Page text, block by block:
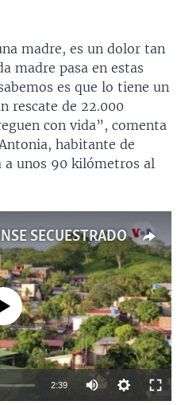
madre, es un dolor tan
madre pasa en estas
es que lo tiene un
rescate de 22.000
con vida”, comenta
habitante de
a unos 90 kilómetros al
SECUESTRADO
currently available
2:39